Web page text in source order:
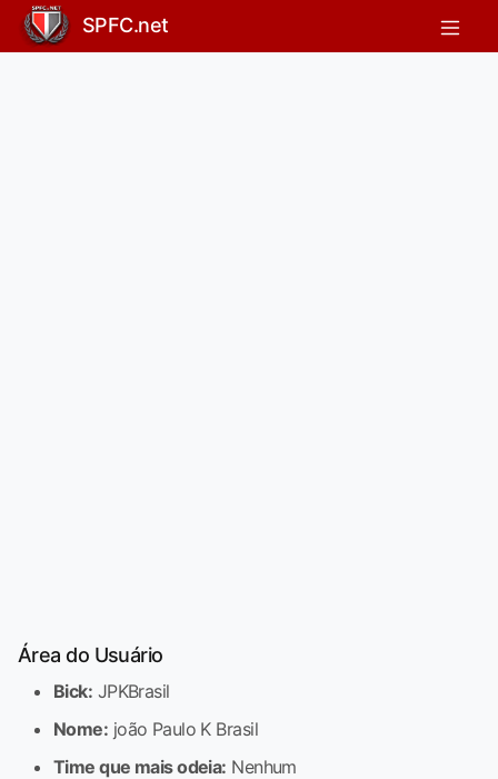
SPFC.net
Área do Usuário
Bick: JPKBrasil
Nome: joão Paulo K Brasil
Time que mais odeia: Nenhum